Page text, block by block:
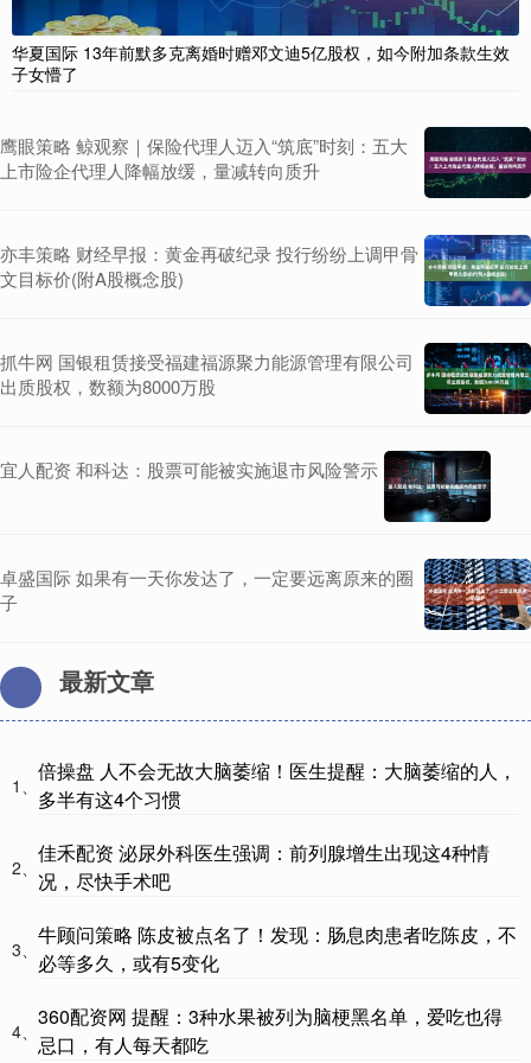
华夏国际 13年前默多克离婚时赠邓文迪5亿股权，如今附加条款生效
子女懵了
鹰眼策略 鲸观察｜保险代理人迈入“筑底”时刻：五大
上市险企代理人降幅放缓，量减转向质升
亦丰策略 财经早报：黄金再破纪录 投行纷纷上调甲骨
文目标价(附A股概念股)
抓牛网 国银租赁接受福建福源聚力能源管理有限公司
出质股权，数额为8000万股
宜人配资 和科达：股票可能被实施退市风险警示
卓盛国际 如果有一天你发达了，一定要远离原来的圈
子
最新文章
1、
倍操盘 人不会无故大脑萎缩！医生提醒：大脑萎缩的人，
多半有这4个习惯
2、
佳禾配资 泌尿外科医生强调：前列腺增生出现这4种情
况，尽快手术吧
3、
牛顾问策略 陈皮被点名了！发现：肠息肉患者吃陈皮，不
必等多久，或有5变化
4、
360配资网 提醒：3种水果被列为脑梗黑名单，爱吃也得
忌口，有人每天都吃